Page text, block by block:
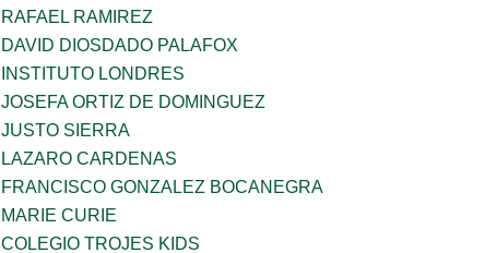
RAFAEL RAMIREZ
DAVID DIOSDADO PALAFOX
INSTITUTO LONDRES
JOSEFA ORTIZ DE DOMINGUEZ
JUSTO SIERRA
LAZARO CARDENAS
FRANCISCO GONZALEZ BOCANEGRA
MARIE CURIE
COLEGIO TROJES KIDS